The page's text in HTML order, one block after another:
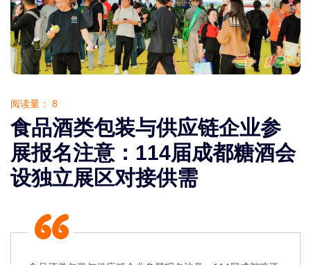
阅读量： 8
食品酒类包装与供应链企业参
展报名注意：114届成都糖酒会
设独立展区对接供需